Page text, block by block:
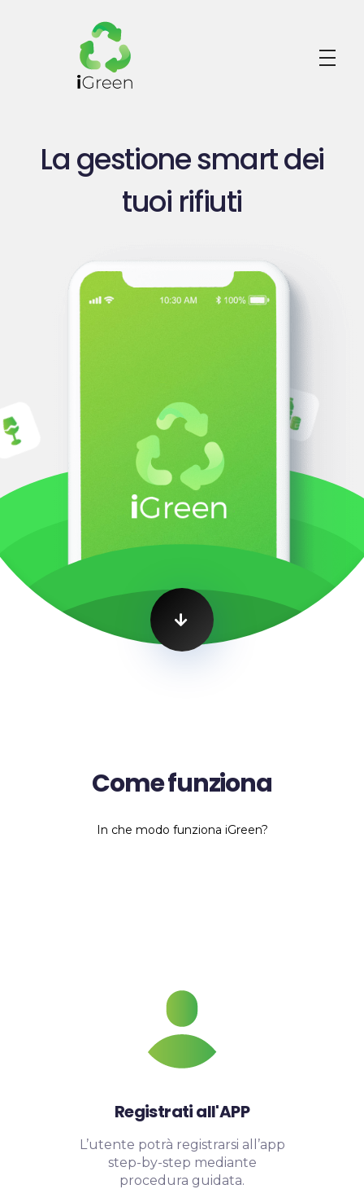
La gestione smart dei
tuoi rifiuti
Come funziona
In che modo funziona iGreen?
Registrati all'APP
L’utente potrà registrarsi all’app
step-by-step mediante
procedura guidata.